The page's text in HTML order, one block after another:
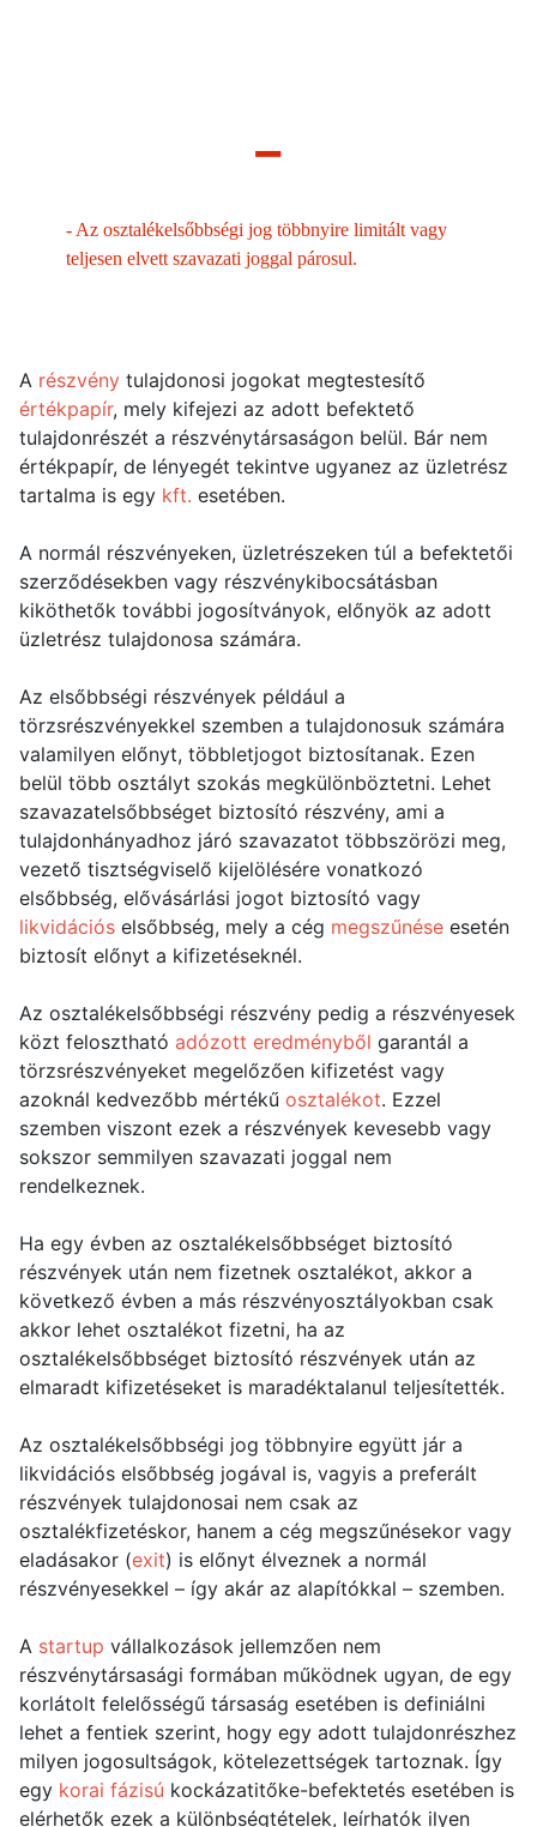
–
-Az osztalékelsőbbségi jog többnyire limitált vagy
teljesen elvett szavazati joggal párosul.
A részvény tulajdonosi jogokat megtestesítő
értékpapír, mely kifejezi az adott befektető
tulajdonrészét a részvénytársaságon belül. Bár nem
értékpapír, de lényegét tekintve ugyanez az üzletrész
tartalma is egy kft. esetében.
A normál részvényeken, üzletrészeken túl a befektetői
szerződésekben vagy részvénykibocsátásban
kiköthetők további jogosítványok, előnyök az adott
üzletrész tulajdonosa számára.
Az elsőbbségi részvények például a
törzsrészvényekkel szemben a tulajdonosuk számára
valamilyen előnyt, többletjogot biztosítanak. Ezen
belül több osztályt szokás megkülönböztetni. Lehet
szavazatelsőbbséget biztosító részvény, ami a
tulajdonhányadhoz járó szavazatot többszörözi meg,
vezető tisztségviselő kijelölésére vonatkozó
elsőbbség, elővásárlási jogot biztosító vagy
likvidációs elsőbbség, mely a cég megszűnése esetén
biztosít előnyt a kifizetéseknél.
Az osztalékelsőbbségi részvény pedig a részvényesek
közt felosztható adózott eredményből garantál a
törzsrészvényeket megelőzően kifizetést vagy
azoknál kedvezőbb mértékű osztalékot. Ezzel
szemben viszont ezek a részvények kevesebb vagy
sokszor semmilyen szavazati joggal nem
rendelkeznek.
Ha egy évben az osztalékelsőbbséget biztosító
részvények után nem fizetnek osztalékot, akkor a
következő évben a más részvényosztályokban csak
akkor lehet osztalékot fizetni, ha az
osztalékelsőbbséget biztosító részvények után az
elmaradt kifizetéseket is maradéktalanul teljesítették.
Az osztalékelsőbbségi jog többnyire együtt jár a
likvidációs elsőbbség jogával is, vagyis a preferált
részvények tulajdonosai nem csak az
osztalékfizetéskor, hanem a cég megszűnésekor vagy
eladásakor (exit) is előnyt élveznek a normál
részvényesekkel – így akár az alapítókkal – szemben.
A startup vállalkozások jellemzően nem
részvénytársasági formában működnek ugyan, de egy
korlátolt felelősségű társaság esetében is definiálni
lehet a fentiek szerint, hogy egy adott tulajdonrészhez
milyen jogosultságok, kötelezettségek tartoznak. Így
egy korai fázisú kockázatitőke-befektetés esetében is
elérhetők ezek a különbségtételek, leírhatók ilyen